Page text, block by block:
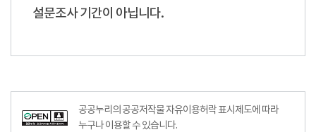
설문조사 기간이 아닙니다.
공공누리의 공공저작물 자유이용허락 표시제도에 따라
누구나 이용할 수 있습니다.